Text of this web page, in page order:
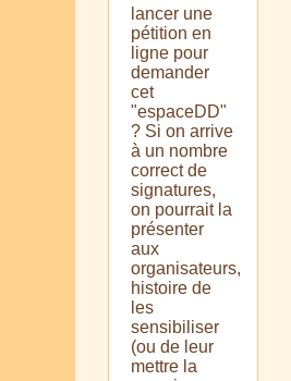
lancer une
pétition en
ligne pour
demander
cet
"espaceDD"
? Si on arrive
à un nombre
correct de
signatures,
on pourrait la
présenter
aux
organisateurs,
histoire de
les
sensibiliser
(ou de leur
mettre la